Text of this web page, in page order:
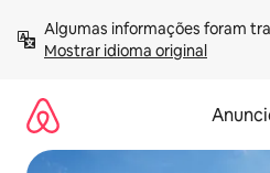
para
Mostrar idioma original